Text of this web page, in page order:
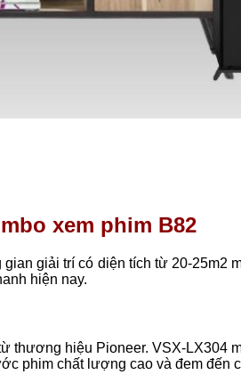
xem phim B82
giải trí có diện tích từ 20-25m2
hiện nay.
thương hiệu Pioneer. VSX-LX304
phim chất lượng cao và đem đến